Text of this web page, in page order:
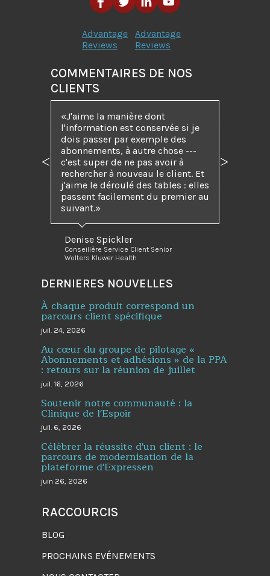
Advantage
Reviews
Advantage
Reviews
COMMENTAIRES DE NOS
CLIENTS
J'aime la manière dont
l'information est conservée si je
dois passer par exemple des
abonnements, à autre chose ---
c'est super de ne pas avoir à
rechercher à nouveau le client. Et
j'aime le déroulé des tables : elles
passent facilement du premier au
suivant.
Denise Spickler
Conseillère Service Client Senior
Wolters Kluwer Health
Précédent Suivant
DERNIERES NOUVELLES
À chaque produit correspond un
parcours client spécifique
juil. 24, 2026
Au cœur du groupe de pilotage «
Abonnements et adhésions » de la PPA
: retours sur la réunion de juillet
juil. 16, 2026
Soutenir notre communauté : la
Clinique de l'Espoir
juil. 6, 2026
Célébrer la réussite d'un client : le
parcours de modernisation de la
plateforme d'Expressen
juin 26, 2026
RACCOURCIS
BLOG
PROCHAINS EVÉNEMENTS